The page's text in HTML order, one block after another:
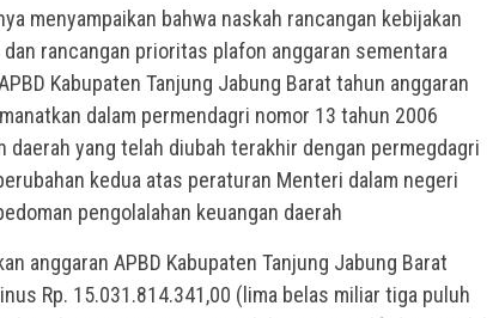
menyampaikan bahwa naskah rancangan kebijakan
dan rancangan prioritas plafon anggaran sementara
Kabupaten Tanjung Jabung Barat tahun anggaran
dalam permendagri nomor 13 tahun 2006
daerah yang telah diubah terakhir dengan permegdagri
kedua atas peraturan Menteri dalam negeri
pengolalahan keuangan daerah
anggaran APBD Kabupaten Tanjung Jabung Barat
Rp. 15.031.814.341,00 (lima belas miliar tiga puluh